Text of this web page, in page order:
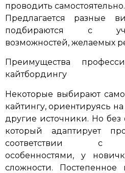
проводить самостоятельно.
Предлагается разные
подбираются с
возможностей, желаемых
Преимущества
кайтбордингу
Некоторые выбирают
кайтингу, ориентируясь
другие источники. Но без
который адаптирует
соответствии с
особенностями, у
сложности. Постепенное